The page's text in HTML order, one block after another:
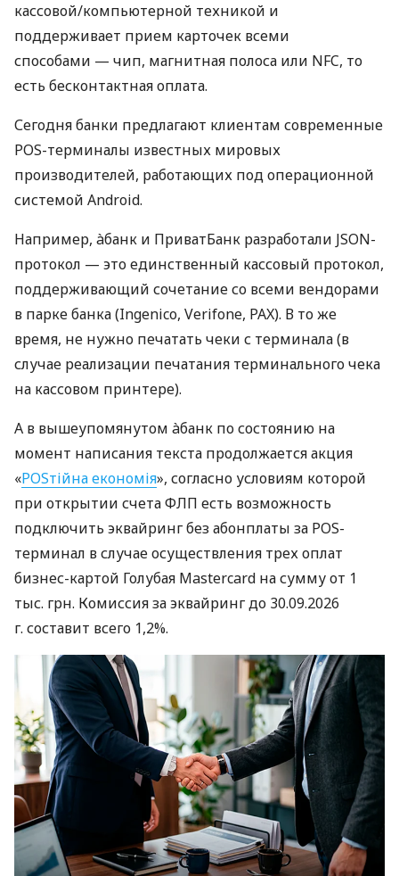
кассовой/компьютерной техникой и
поддерживает прием карточек всеми
способами — чип, магнитная полоса или NFC, то
есть бесконтактная оплата.
Сегодня банки предлагают клиентам современные
POS-терминалы известных мировых
производителей, работающих под операционной
системой Android.
Например, àбанк и ПриватБанк разработали JSON-
протокол — это единственный кассовый протокол,
поддерживающий сочетание со всеми вендорами
в парке банка (Ingenico, Verifone, PAX). В то же
время, не нужно печатать чеки с терминала (в
случае реализации печатания терминального чека
на кассовом принтере).
А в вышеупомянутом àбанк по состоянию на
момент написания текста продолжается акция
«POSтійна економія», согласно условиям которой
при открытии счета ФЛП есть возможность
подключить эквайринг без абонплаты за POS-
терминал в случае осуществления трех оплат
бизнес-картой Голубая Mastercard на сумму от 1
тыс. грн. Комиссия за эквайринг до 30.09.2026
г. составит всего 1,2%.